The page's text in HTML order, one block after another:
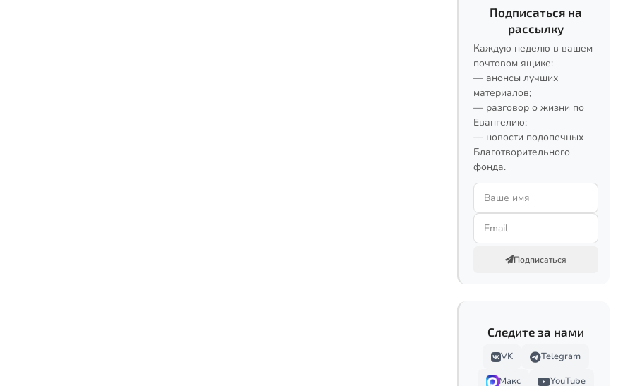
Подписаться на
рассылку
Каждую неделю в вашем
почтовом ящике:
— анонсы лучших
материалов;
— разговор о жизни по
Евангелию;
— новости подопечных
Благотворительного
фонда.
Подписаться
Следите за нами
VK
Telegram
Макс
YouTube